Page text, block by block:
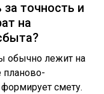
за точность и
на
обычно лежит на
планово-
смету.